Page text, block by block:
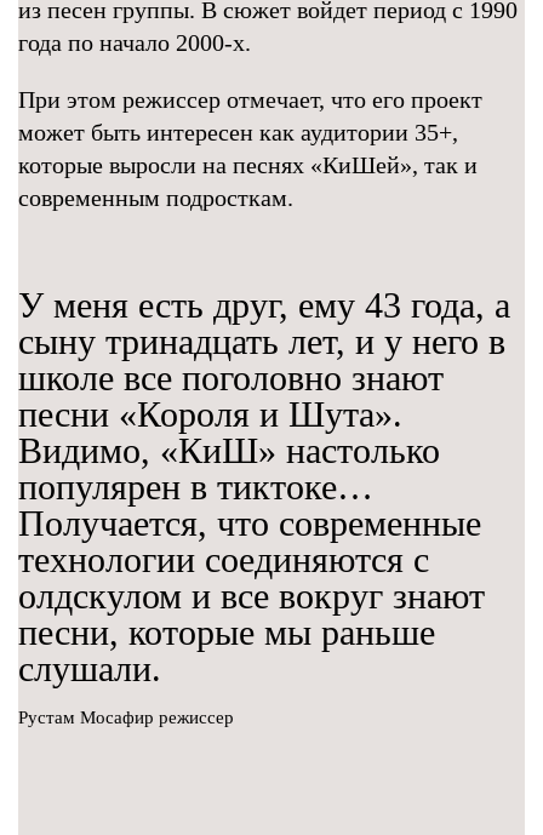
из песен группы. В сюжет войдет период с 1990
года по начало 2000-х.
При этом режиссер отмечает, что его проект
может быть интересен как аудитории 35+,
которые выросли на песнях «КиШей», так и
современным подросткам.
У меня есть друг, ему 43 года, а
сыну тринадцать лет, и у него в
школе все поголовно знают
песни «Короля и Шута».
Видимо, «КиШ» настолько
популярен в тиктоке…
Получается, что современные
технологии соединяются с
олдскулом и все вокруг знают
песни, которые мы раньше
слушали.
Рустам Мосафир режиссер